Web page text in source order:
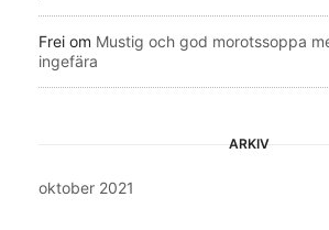
Frei om Mustig och god morotssoppa
ingefära
ARKIV
oktober 2021